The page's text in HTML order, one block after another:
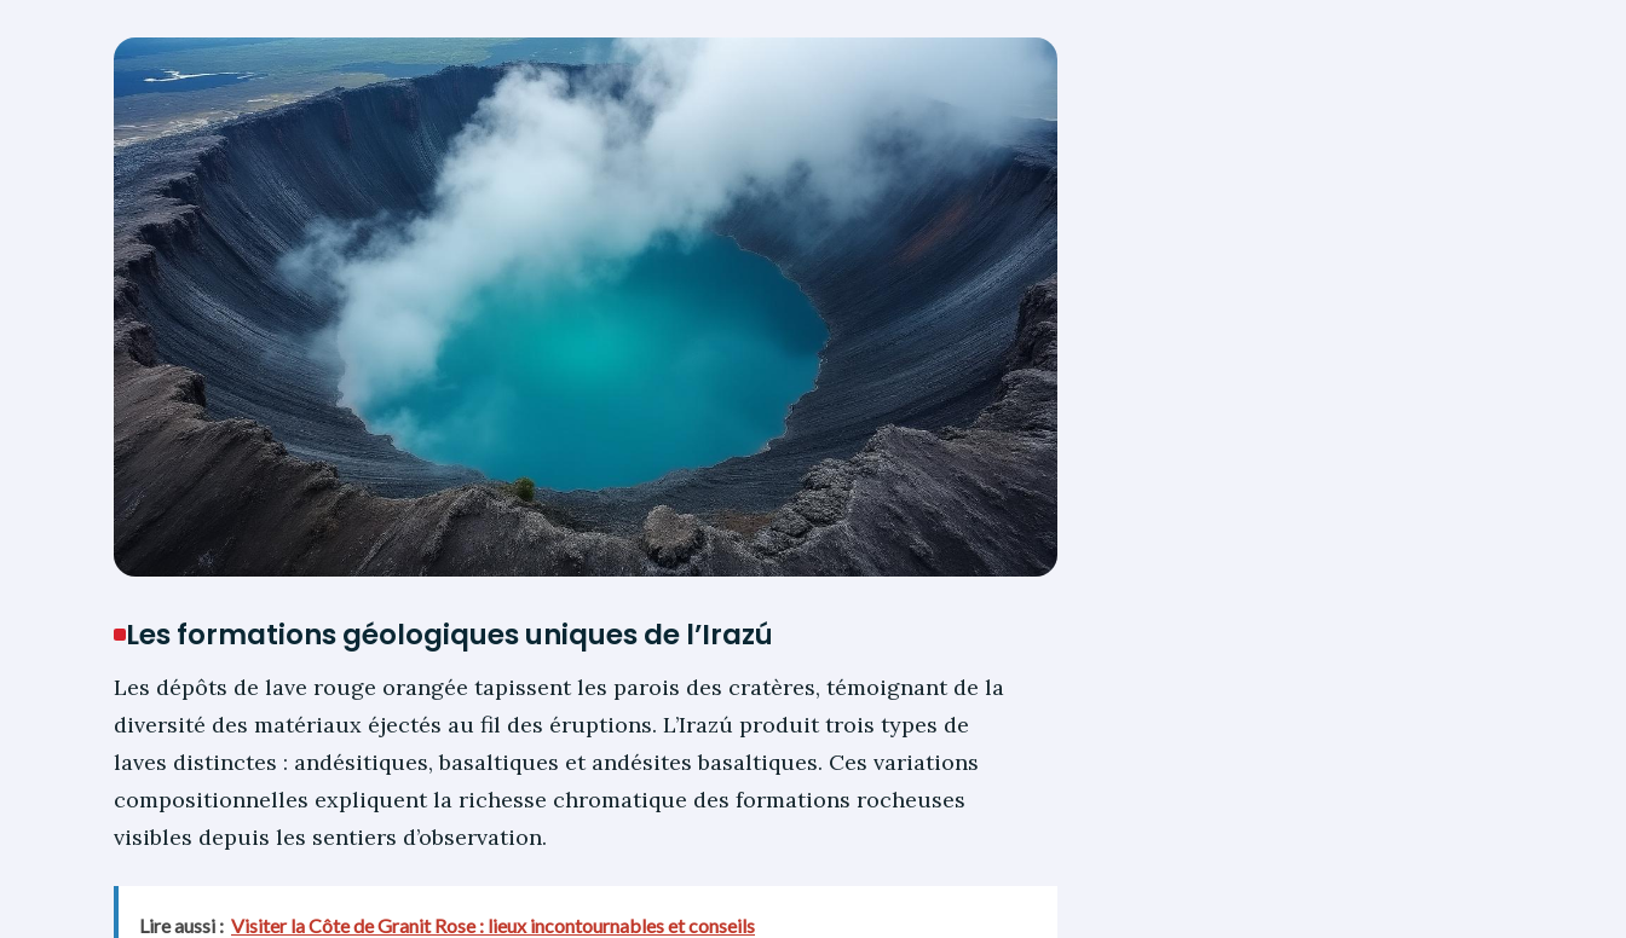
Les formations géologiques uniques de l’Irazú
Les dépôts de lave rouge orangée tapissent les parois des cratères, témoignant de la
diversité des matériaux éjectés au fil des éruptions. L’Irazú produit trois types de
laves distinctes : andésitiques, basaltiques et andésites basaltiques. Ces variations
compositionnelles expliquent la richesse chromatique des formations rocheuses
visibles depuis les sentiers d’observation.
Lire aussi : Visiter la Côte de Granit Rose : lieux incontournables et conseils